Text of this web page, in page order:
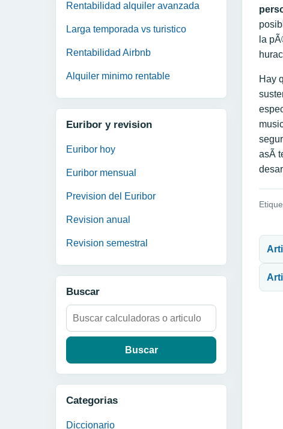
Rentabilidad alquiler avanzada
Larga temporada vs turistico
Rentabilidad Airbnb
Alquiler minimo rentable
Euribor y revision
Euribor hoy
Euribor mensual
Prevision del Euribor
Revision anual
Revision semestral
Buscar
Buscar:
Categorias
Diccionario
la
Hay
asÃ­